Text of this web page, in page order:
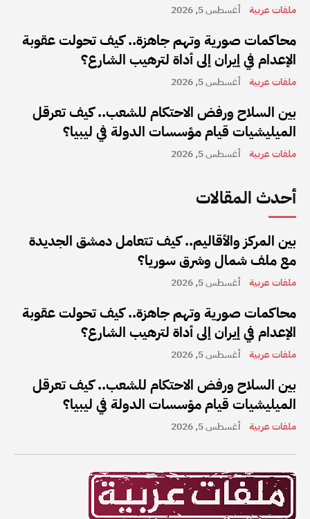
ملفات عربية أغسطس 5, 2026
محاكمات صورية وتهم جاهزة.. كيف تحولت عقوبة
الإعدام في إيران إلى أداة لترهيب الشارع؟
ملفات عربية أغسطس 5, 2026
بين السلاح ورفض الاحتكام للشعب.. كيف تعرقل
الميليشيات قيام مؤسسات الدولة في ليبيا؟
ملفات عربية أغسطس 5, 2026
أحدث المقالات
بين المركز والأقاليم.. كيف تتعامل دمشق الجديدة
مع ملف شمال وشرق سوريا؟
ملفات عربية أغسطس 5, 2026
محاكمات صورية وتهم جاهزة.. كيف تحولت عقوبة
الإعدام في إيران إلى أداة لترهيب الشارع؟
ملفات عربية أغسطس 5, 2026
بين السلاح ورفض الاحتكام للشعب.. كيف تعرقل
الميليشيات قيام مؤسسات الدولة في ليبيا؟
ملفات عربية أغسطس 5, 2026